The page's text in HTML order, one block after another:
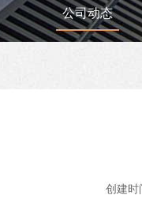
创建时
公司动态